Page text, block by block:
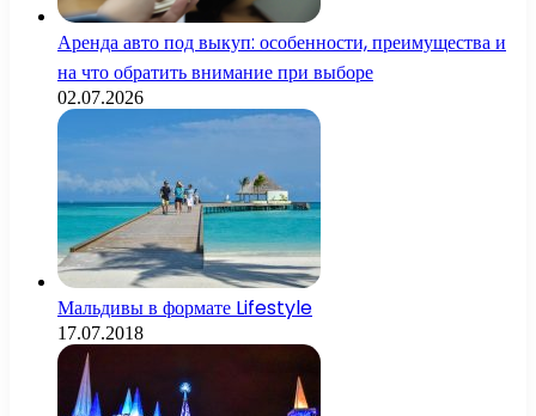
Аренда авто под выкуп: особенности, преимущества и
на что обратить внимание при выборе
02.07.2026
Мальдивы в формате Lifestyle
17.07.2018